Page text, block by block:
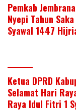
Pemkab
Nyepi Tahun
Syawal 1447
Ketua DPRD
Selamat Hari
Raya Idul Fitri 1